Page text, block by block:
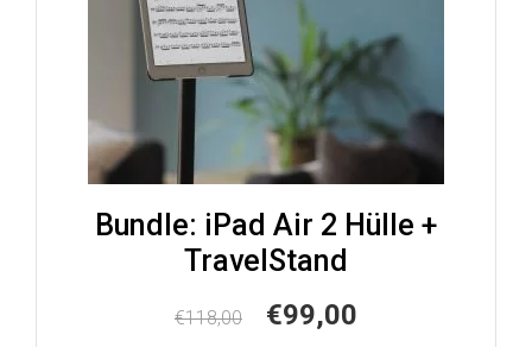
Bundle: iPad Air 2 Hülle +
TravelStand
€118,00
Ursprünglicher
€99,00